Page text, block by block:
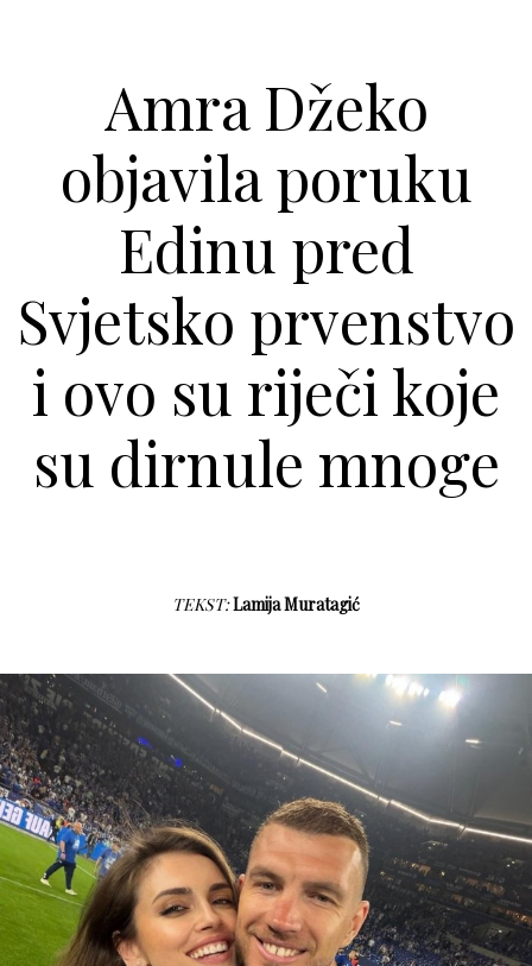
Amra Džeko
objavila poruku
Edinu pred
Svjetsko prvenstvo
i ovo su riječi koje
su dirnule mnoge
TEKST:Lamija Muratagić